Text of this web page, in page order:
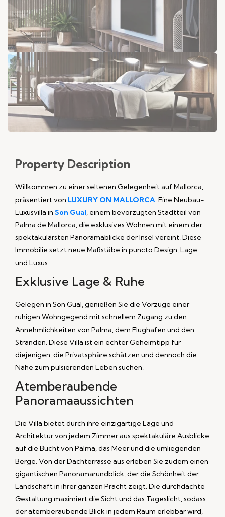
Property Description
Willkommen zu einer seltenen Gelegenheit auf Mallorca,
präsentiert von LUXURY ON MALLORCA: Eine Neubau-
Luxusvilla in Son Gual, einem bevorzugten Stadtteil von
Palma de Mallorca, die exklusives Wohnen mit einem der
spektakulärsten Panoramablicke der Insel vereint. Diese
Immobilie setzt neue Maßstäbe in puncto Design, Lage
und Luxus.
Exklusive Lage & Ruhe
Gelegen in Son Gual, genießen Sie die Vorzüge einer
ruhigen Wohngegend mit schnellem Zugang zu den
Annehmlichkeiten von Palma, dem Flughafen und den
Stränden. Diese Villa ist ein echter Geheimtipp für
diejenigen, die Privatsphäre schätzen und dennoch die
Nähe zum pulsierenden Leben suchen.
Atemberaubende
Panoramaaussichten
Die Villa bietet durch ihre einzigartige Lage und
Architektur von jedem Zimmer aus spektakuläre Ausblicke
auf die Bucht von Palma, das Meer und die umliegenden
Berge. Von der Dachterrasse aus erleben Sie zudem einen
gigantischen Panoramarundblick, der die Schönheit der
Landschaft in ihrer ganzen Pracht zeigt. Die durchdachte
Gestaltung maximiert die Sicht und das Tageslicht, sodass
der atemberaubende Blick in jedem Raum erlebbar wird,